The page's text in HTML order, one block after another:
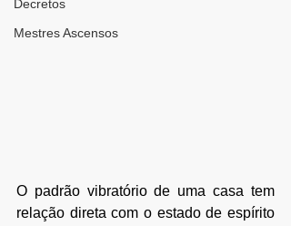
Decretos
Mestres Ascensos
O padrão vibratório de uma casa tem
relação direta com o estado de espírito